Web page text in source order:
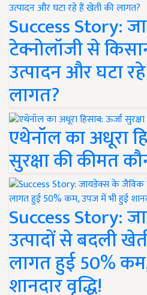
Success Story:
टेक्नोलॉजी से
उत्पादन और घटा
लागत?
एथेनॉल का अधूरा
सुरक्षा की कीमत
Success Story:
उत्पादों से बदली
लागत हुई 50%
शानदार वृद्धि!